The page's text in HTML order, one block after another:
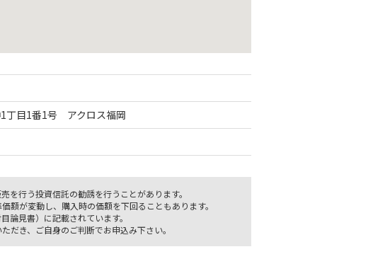
丁目1番1号 アクロス福岡
行う投資信託の勧誘を行うことがあります。
が変動し、購入時の価額を下回ることもあります。
論見書）に記載されています。
き、ご自身のご判断でお申込み下さい。